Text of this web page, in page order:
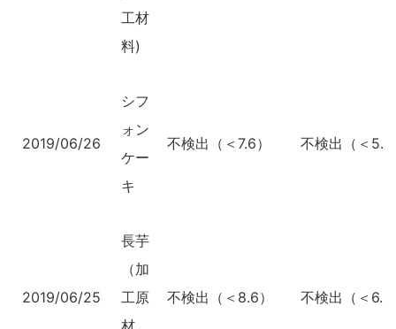
工材
料)
2019/06/26
シフ
ォン
ケー
キ
不検出（＜7.6） 不検出（＜5.5
2019/06/25
長芋
（加
工原
不検出（＜8.6） 不検出（＜6.3